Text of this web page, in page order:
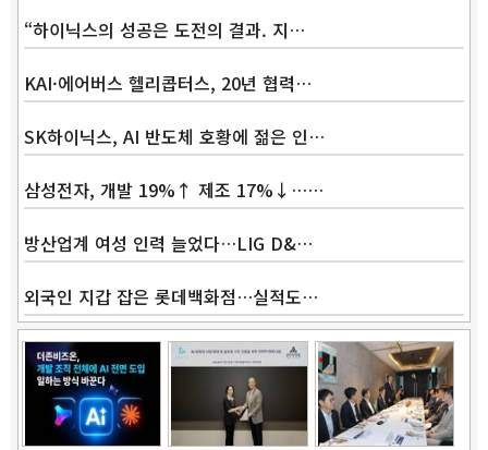
“하이닉스의 성공은 도전의 결과. 지…
KAI·에어버스 헬리콥터스, 20년 협력…
SK하이닉스, AI 반도체 호황에 젊은 인…
삼성전자, 개발 19%↑ 제조 17%↓……
방산업계 여성 인력 늘었다…LIG D&…
외국인 지갑 잡은 롯데백화점…실적도…